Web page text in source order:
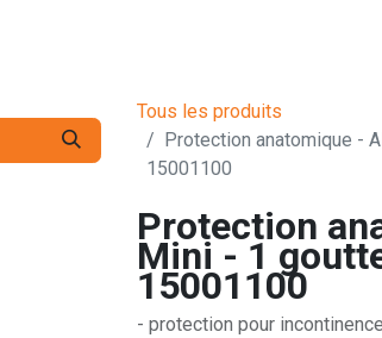
Tous les produits
Protection anatomique -
15001100
Protection
Mini - 1
15001100
- protection pour